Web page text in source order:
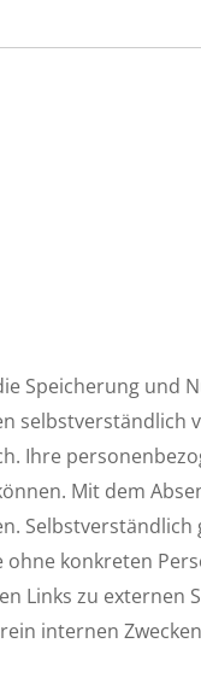
Speicherung und
selbstverständlich
Ihre
Mit dem
konkreten
Links zu externen
internen